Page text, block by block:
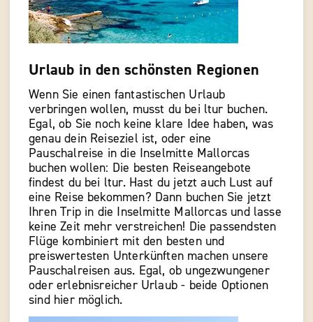
Urlaub in den schönsten Regionen
Wenn Sie einen fantastischen Urlaub
verbringen wollen, musst du bei ltur buchen.
Egal, ob Sie noch keine klare Idee haben, was
genau dein Reiseziel ist, oder eine
Pauschalreise in die Inselmitte Mallorcas
buchen wollen: Die besten Reiseangebote
findest du bei ltur. Hast du jetzt auch Lust auf
eine Reise bekommen? Dann buchen Sie jetzt
Ihren Trip in die Inselmitte Mallorcas und lasse
keine Zeit mehr verstreichen! Die passendsten
Flüge kombiniert mit den besten und
preiswertesten Unterkünften machen unsere
Pauschalreisen aus. Egal, ob ungezwungener
oder erlebnisreicher Urlaub - beide Optionen
sind hier möglich.